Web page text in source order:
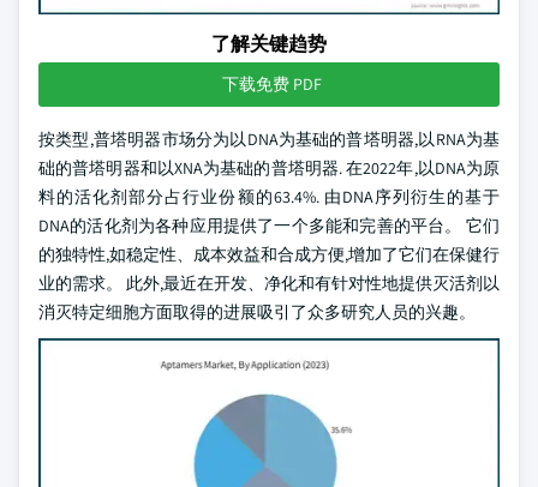
了解关键趋势
下载免费 PDF
按类型,普塔明器市场分为以DNA为基础的普塔明器,以RNA为基
础的普塔明器和以XNA为基础的普塔明器. 在2022年,以DNA为原
料的活化剂部分占行业份额的63.4%. 由DNA序列衍生的基于
DNA的活化剂为各种应用提供了一个多能和完善的平台。 它们
的独特性,如稳定性、成本效益和合成方便,增加了它们在保健行
业的需求。 此外,最近在开发、净化和有针对性地提供灭活剂以
消灭特定细胞方面取得的进展吸引了众多研究人员的兴趣。